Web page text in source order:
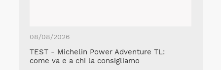
08/08/2026
TEST - Michelin Power Adventure TL:
come va e a chi la consigliamo